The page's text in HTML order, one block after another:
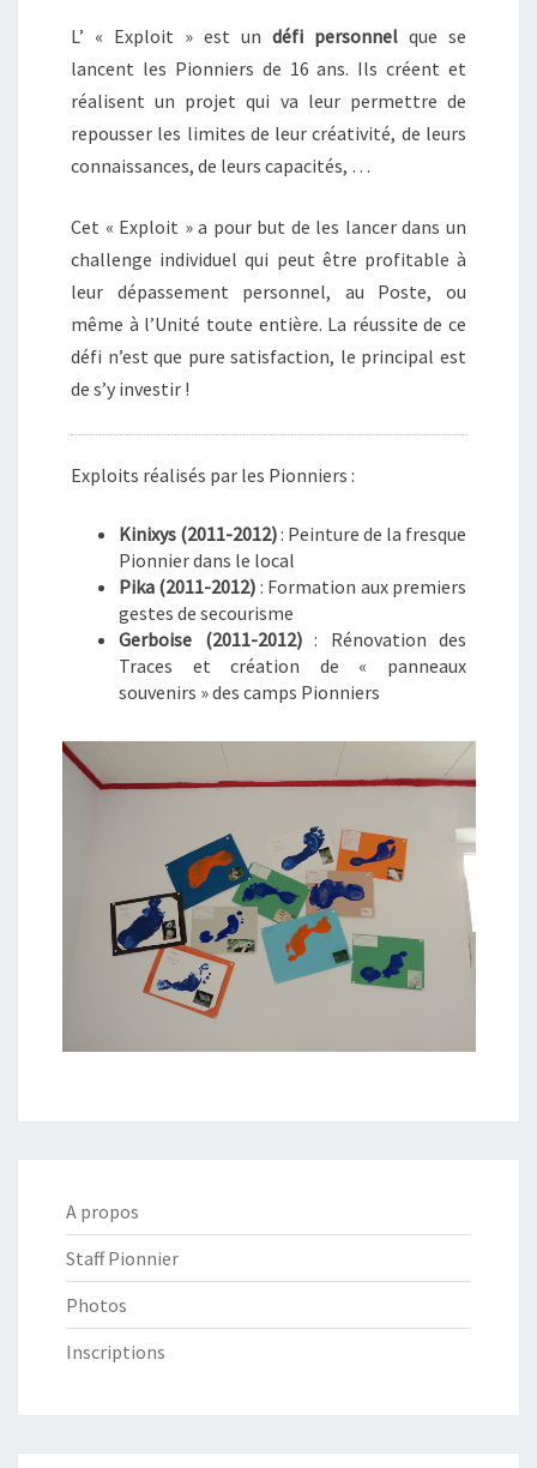
T
L’ « Exploit » est un défi personnel que se
lancent les Pionniers de 16 ans. Ils créent et
réalisent un projet qui va leur permettre de
repousser les limites de leur créativité, de leurs
connaissances, de leurs capacités, …
Cet « Exploit » a pour but de les lancer dans un
challenge individuel qui peut être profitable à
leur dépassement personnel, au Poste, ou
même à l’Unité toute entière. La réussite de ce
défi n’est que pure satisfaction, le principal est
de s’y investir !
Exploits réalisés par les Pionniers :
Kinixys (2011-2012): Peinture de la fresque
Pionnier dans le local
Pika (2011-2012) : Formation aux premiers
gestes de secourisme
Gerboise (2011-2012) : Rénovation des
Traces et création de « panneaux
souvenirs » des camps Pionniers
A propos
Staff Pionnier
Photos
Inscriptions